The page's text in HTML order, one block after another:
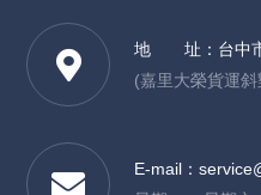
地 址： 台中
(嘉里大榮貨運斜
E-mail：